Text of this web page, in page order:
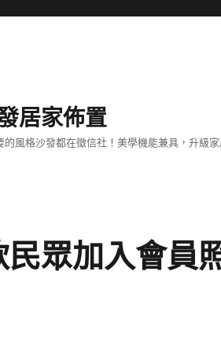
居家佈置
風格沙發都在徵信社！美學機能兼具，升級
眾加入會員